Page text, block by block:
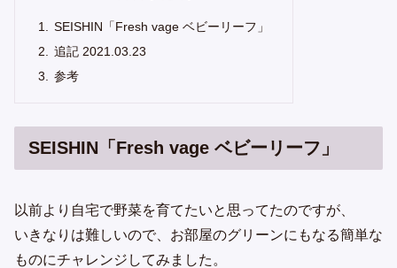
SEISHIN「Fresh vage ベビーリーフ」
追記 2021.03.23
参考
SEISHIN「Fresh vage ベビーリーフ」
以前より自宅で野菜を育てたいと思ってたのですが、
いきなりは難しいので、お部屋のグリーンにもなる簡単な
ものにチャレンジしてみました。